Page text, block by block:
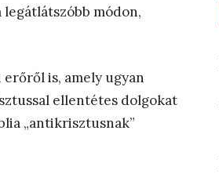
legátlátszóbb módon,
erőről is, amely ugyan
ellentétes dolgokat
„antikrisztusnak”